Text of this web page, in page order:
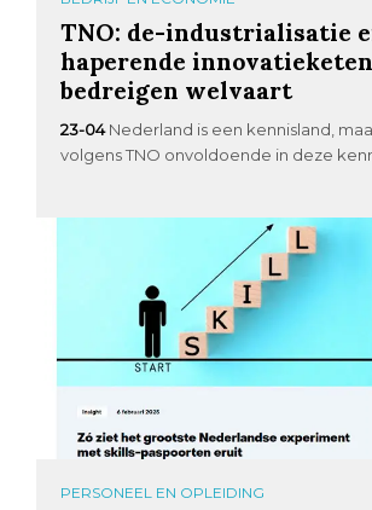
TNO: de-industrialisatie
haperende innovatieketen
bedreigen welvaart
23-04 Nederland is een kennisland,
volgens TNO onvoldoende in deze
PERSONEEL EN OPLEIDING